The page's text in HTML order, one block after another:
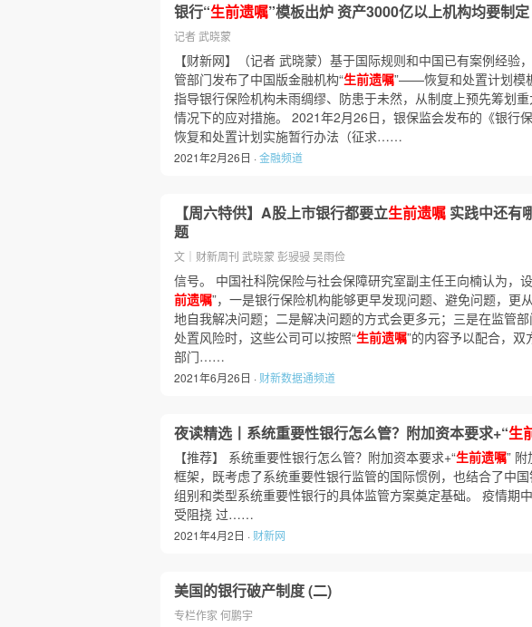
银行“生前遗嘱”模板出炉 资产3000亿以上机构均要制定
记者 武晓蒙
【财新网】（记者 武晓蒙）基于国际规则和中国已有案例经验
管部门发布了中国版金融机构“生前遗嘱”——恢复和处置计划模
指导银行保险机构未雨绸缪、防患于未然，从制度上预先筹划
情况下的应对措施。 2021年2月26日，银保监会发布的《银行
恢复和处置计划实施暂行办法（征求……
2021年2月26日 ·金融频道
【周六特供】A股上市银行都要立生前遗嘱 实践中还有
题
文｜财新周刊 武晓蒙 彭骎骎 吴雨俭
信号。 中国社科院保险与社会保障研究室副主任王向楠认为，
前遗嘱”，一是银行保险机构能够更早发现问题、避免问题，更
地自我解决问题；二是解决问题的方式会更多元；三是在监管
处置风险时，这些公司可以按照“生前遗嘱”的内容予以配合，
部门……
2021年6月26日 · 财新数据通频道
夜读精选丨系统重要性银行怎么管？附加资本要求+“生
【推荐】 系统重要性银行怎么管？附加资本要求+“生前遗嘱”
框架，既考虑了系统重要性银行监管的国际惯例，也结合了中
组别和类型系统重要性银行的具体监管方案奠定基础。 疫情期
受阻挠 过……
2021年4月2日 · 财新网
美国的银行破产制度 (二)
专栏作家 何鹏宇